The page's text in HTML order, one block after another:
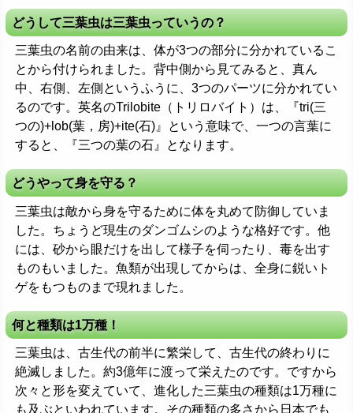
どうして三葉虫は三葉虫っていうの？
三葉虫の名前の由来は、体が3つの部分に分かれているこ
とから付けられました。背中側から見てみると、真ん
中、右側、左側というふうに、3つのパーツに分かれてい
るのです。英名のTrilobite（トリロバイト）は、『tri(三
つの)+lob(葉，房)+ite(石)』という意味で、一つの言葉に
すると、『三つの葉の石』となります。
どうやって身を守る？
三葉虫は敵から身を守るために体を丸めて防御していま
した。ちょうど現生のダンゴムシのような格好です。他
には、砂から眼だけを出して様子を伺ったり、毒を出す
ものもいました。魚類が出現してからは、全身に鋭いト
ゲをもつものまで現れました。
何と種類は1万種！
三葉虫は、古生代の前半に繁栄して、古生代の終わりに
絶滅しました。約3億年に渡って栄えたのです。ですから
次々と形を変えていて、進化した三葉虫の種類は1万種に
も及ぶといわれています。その種類の多さから日本でも